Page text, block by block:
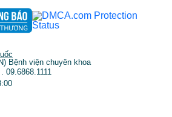
Bệnh viện chuyên khoa
09.6868.1111